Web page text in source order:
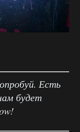
Есть
будет